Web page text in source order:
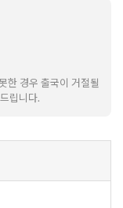
한 경우 출국이 거절될
립니다.